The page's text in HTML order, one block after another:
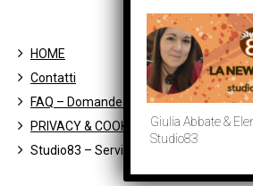
HOME
Contatti
FAQ – Domande Frequenti
PRIVACY & COOKIE POLICY
Studio83 – Servizi Letterari® è un
Giulia Abbate &
Studio83